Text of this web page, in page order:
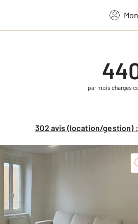
par mois charges
302 avis (location/gestion)